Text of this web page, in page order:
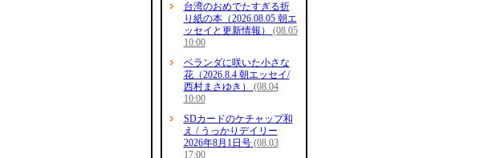
台湾のおめでたすぎる折
り紙の本（2026.08.05 朝エ
ッセイと更新情報） (08.05
10:00
ベランダに咲いた小さな
花（2026.8.4 朝エッセイ/
西村まさゆき） (08.04
10:00
SDカードのケチャップ和
え / うっかりデイリー
2026年8月1日号 (08.03
17:00